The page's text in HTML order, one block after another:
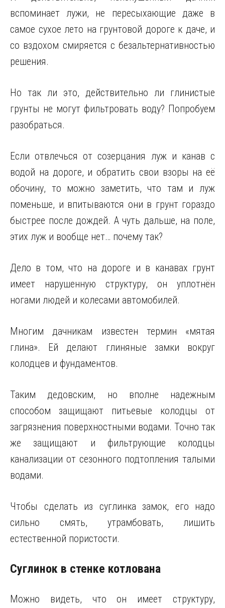
вспоминает лужи, не пересыхающие даже в
самое сухое лето на грунтовой дороге к даче, и
со вздохом смиряется с безальтернативностью
решения.
Но так ли это, действительно ли глинистые
грунты не могут фильтровать воду? Попробуем
разобраться.
Если отвлечься от созерцания луж и канав с
водой на дороге, и обратить свои взоры на её
обочину, то можно заметить, что там и луж
поменьше, и впитываются они в грунт гораздо
быстрее после дождей. А чуть дальше, на поле,
этих луж и вообще нет… почему так?
Дело в том, что на дороге и в канавах грунт
имеет нарушенную структуру, он уплотнён
ногами людей и колесами автомобилей.
Многим дачникам известен термин «мятая
глина». Ей делают глиняные замки вокруг
колодцев и фундаментов.
Таким дедовским, но вполне надежным
способом защищают питьевые колодцы от
загрязнения поверхностными водами. Точно так
же защищают и фильтрующие колодцы
канализации от сезонного подтопления талыми
водами.
Чтобы сделать из суглинка замок, его надо
сильно смять, утрамбовать, лишить
естественной пористости.
Суглинок в стенке котлована
Можно видеть, что он имеет структуру,